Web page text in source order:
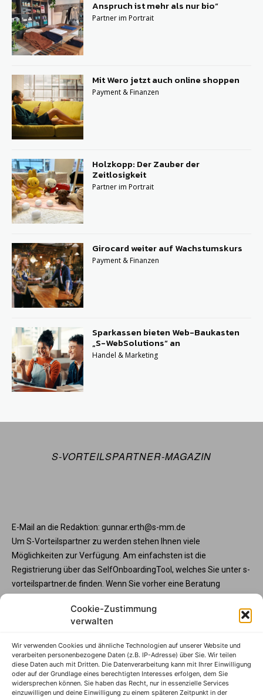
Cookie-Zustimmung
verwalten
Wir verwenden Cookies und ähnliche Technologien auf unserer Website und
verarbeiten personenbezogene Daten (z.B. IP-Adresse) über Sie. Wir teilen
diese Daten auch mit Dritten. Die Datenverarbeitung kann mit Ihrer Einwilligung
oder auf der Grundlage eines berechtigten Interesses erfolgen, dem Sie
widersprechen können. Sie haben das Recht, nur in essenzielle Services
einzuwilligen und deine Einwilligung zu einem späteren Zeitpunkt in der
Anspruch ist mehr als nur bio“
Partner im Portrait
Mit Wero jetzt auch online shoppen
Payment & Finanzen
Holzkopp: Der Zauber der
Zeitlosigkeit
Partner im Portrait
Girocard weiter auf Wachstumskurs
Payment & Finanzen
Sparkassen bieten Web-Baukasten
„S-WebSolutions“ an
Handel & Marketing
S-VORTEILSPARTNER-MAGAZIN
E-Mail an die Redaktion: gunnar.erth@s-mm.de
Um S-Vorteilspartner zu werden stehen Ihnen viele
Möglichkeiten zur Verfügung. Am einfachsten ist die
Registrierung über das SelfOnboardingTool, welches Sie unter s-
vorteilspartner.de finden. Wenn Sie vorher eine Beratung
vorteilspartner.de oder Telefon +49 345 570295 3573 gerne zur
Verfügung. Und wenn Sie Ihre Programmteilnahme vorab mit
Ihren Sparkassenberater.
S-Vorteilspartner
Impressum